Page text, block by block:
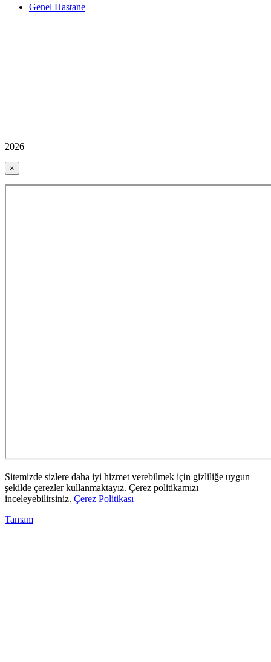
Genel Hastane
2026
×
Sitemizde sizlere daha iyi hizmet verebilmek için gizliliğe uygun
şekilde çerezler kullanmaktayız. Çerez politikamızı
inceleyebilirsiniz. Çerez Politikası
Tamam